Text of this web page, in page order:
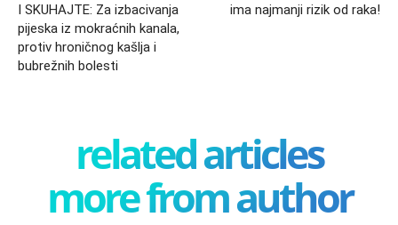
I SKUHAJTE: Za izbacivanja
pijeska iz mokraćnih kanala,
protiv hroničnog kašlja i
bubrežnih bolesti
ima najmanji rizik od raka!
related articles
more from author